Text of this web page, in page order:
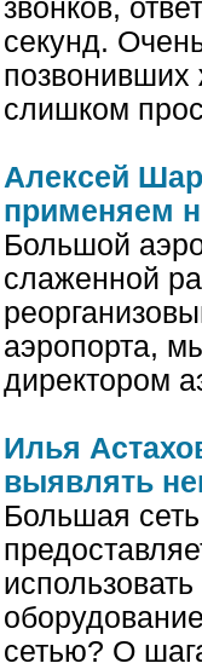
звонков,
секунд.
позвонивших
слишком
Алексей
применяем
Большой
слаженной
аэропорта,
директором
Илья
выявлять
Большая
сетью? О